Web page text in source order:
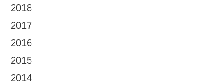
2018
2017
2016
2015
2014